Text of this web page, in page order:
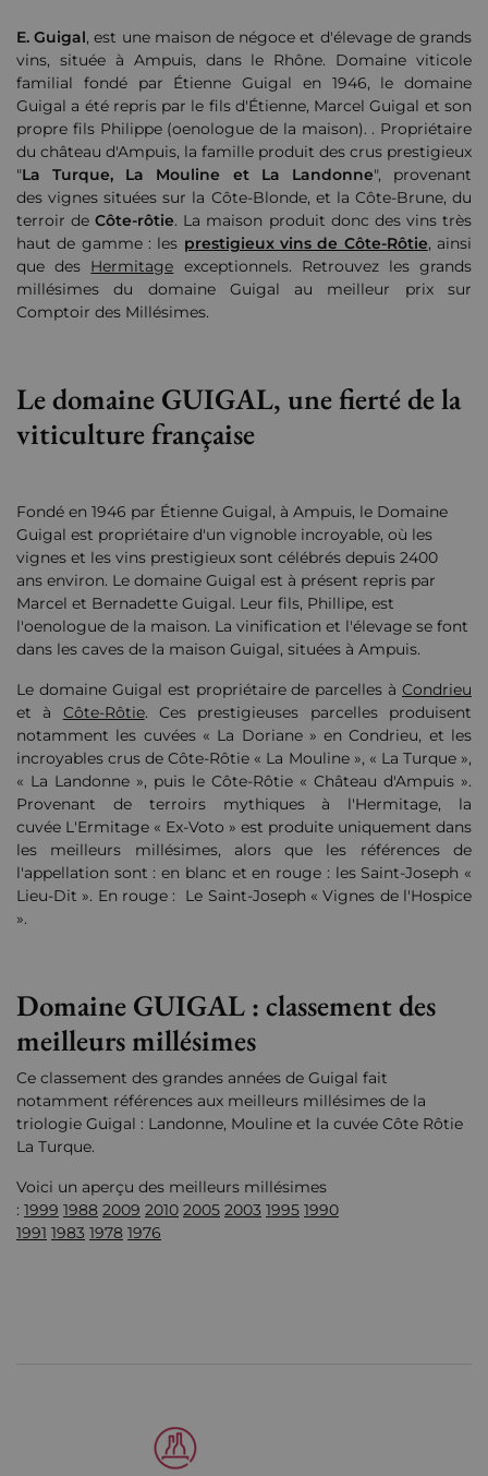
E. Guigal, est une maison de négoce et d'élevage de grands
vins, située à Ampuis, dans le Rhône. Domaine viticole
familial fondé par Étienne Guigal en 1946, le domaine
Guigal a été repris par le fils d'Étienne, Marcel Guigal et son
propre fils Philippe (oenologue de la maison). . Propriétaire
du château d'Ampuis, la famille produit des crus prestigieux
"La Turque, La Mouline et La Landonne", provenant
des vignes situées sur la Côte-Blonde, et la Côte-Brune, du
terroir deCôte-rôtie. La maison produit donc des vins très
haut de gamme : les prestigieux vins de Côte-Rôtie, ainsi
que des Hermitage exceptionnels. Retrouvez les grands
millésimes du domaine Guigal au meilleur prix sur
Comptoir des Millésimes.
Le domaine GUIGAL, une fierté de la
viticulture française
Fondé en 1946 par Étienne Guigal, à Ampuis, le Domaine
Guigal est propriétaire d'un vignoble incroyable, où les
vignes et les vins prestigieux sont célébrés depuis 2400
ans environ. Le domaine Guigal est à présent repris par
Marcel et Bernadette Guigal. Leur fils, Phillipe, est
l'oenologue de la maison. La vinification et l'élevage se font
dans les caves de la maison Guigal, situées à Ampuis.
Le domaine Guigal est propriétaire de parcelles à Condrieu
et à Côte-Rôtie. Ces prestigieuses parcelles produisent
notamment les cuvées « La Doriane » en Condrieu, et les
incroyables crus de Côte-Rôtie « La Mouline », « La Turque »,
« La Landonne », puis le Côte-Rôtie « Château d'Ampuis ».
Provenant de terroirs mythiques à l'Hermitage, la
cuvée L'Ermitage « Ex-Voto » est produite uniquement dans
les meilleurs millésimes, alors que les références de
l'appellation sont : en blanc et en rouge : les Saint-Joseph «
Lieu-Dit ». En rouge : Le Saint-Joseph « Vignes de l'Hospice
».
Domaine GUIGAL : classement des
meilleurs millésimes
Ce classement des grandes années de Guigal fait
notamment références aux meilleurs millésimes de la
triologie Guigal : Landonne, Mouline et la cuvée Côte Rôtie
La Turque.
Voici un aperçu des meilleurs millésimes
: 1999 1988 2009 2010 2005 2003 1995 1990
1991 1983 1978 1976